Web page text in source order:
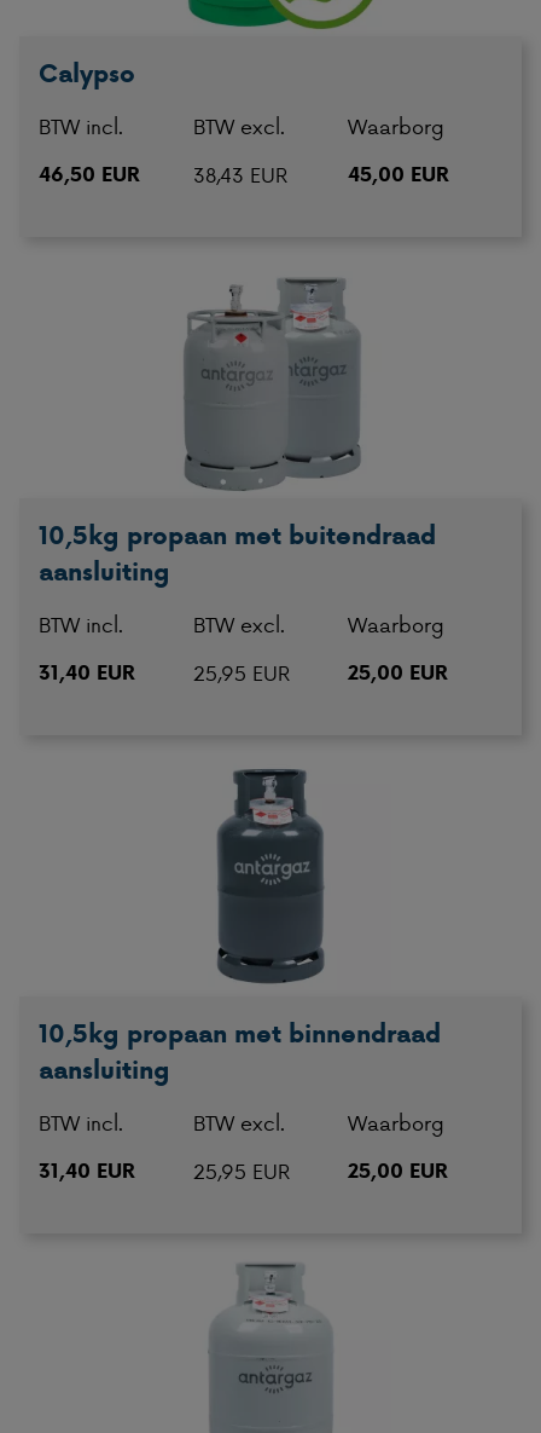
Calypso
BTW incl.
46,50 EUR
BTW excl.
38,43 EUR
Waarborg
45,00 EUR
10,5kg propaan met buitendraad
aansluiting
BTW incl.
31,40 EUR
BTW excl.
25,95 EUR
Waarborg
25,00 EUR
10,5kg propaan met binnendraad
aansluiting
BTW incl.
31,40 EUR
BTW excl.
25,95 EUR
Waarborg
25,00 EUR